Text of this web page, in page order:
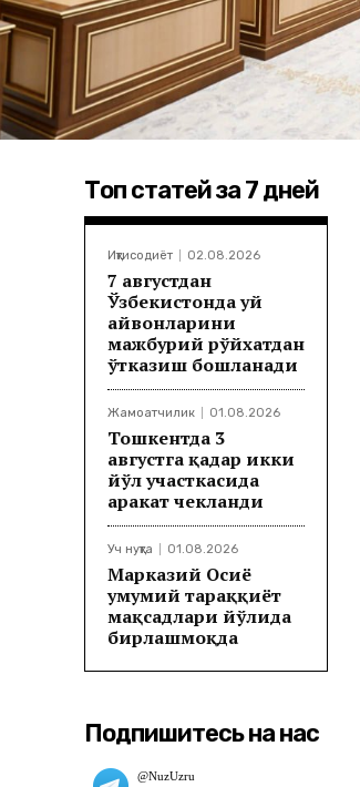
Топ статей за 7 дней
Иқтисодиёт 02.08.2026
7 августдан
Ўзбекистонда уй
ҳайвонларини
мажбурий рўйхатдан
ўтказиш бошланади
Жамоатчилик 01.08.2026
Тошкентда 3
августга қадар икки
йўл участкасида
ҳаракат чекланди
Уч нуқта 01.08.2026
Марказий Осиё
умумий тараққиёт
мақсадлари йўлида
бирлашмоқда
Подпишитесь на нас